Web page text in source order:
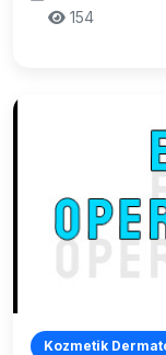
154
Kozmetik